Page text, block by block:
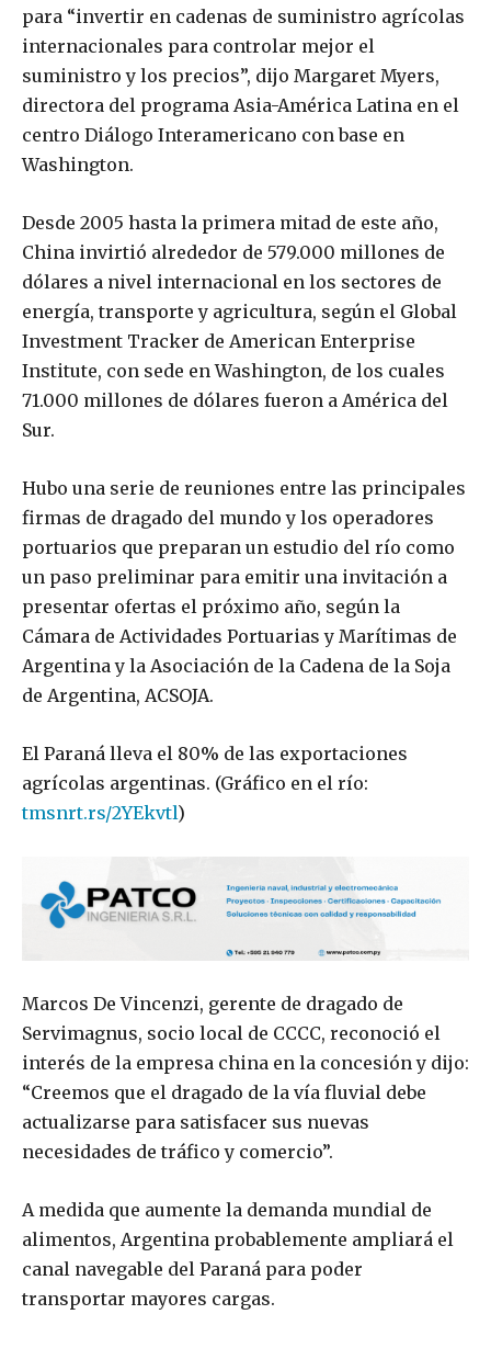
para “invertir en cadenas de suministro agrícolas
internacionales para controlar mejor el
suministro y los precios”, dijo Margaret Myers,
directora del programa Asia-América Latina en el
centro Diálogo Interamericano con base en
Washington.
Desde 2005 hasta la primera mitad de este año,
China invirtió alrededor de 579.000 millones de
dólares a nivel internacional en los sectores de
energía, transporte y agricultura, según el Global
Investment Tracker de American Enterprise
Institute, con sede en Washington, de los cuales
71.000 millones de dólares fueron a América del
Sur.
Hubo una serie de reuniones entre las principales
firmas de dragado del mundo y los operadores
portuarios que preparan un estudio del río como
un paso preliminar para emitir una invitación a
presentar ofertas el próximo año, según la
Cámara de Actividades Portuarias y Marítimas de
Argentina y la Asociación de la Cadena de la Soja
de Argentina, ACSOJA.
El Paraná lleva el 80% de las exportaciones
agrícolas argentinas. (Gráfico en el río:
tmsnrt.rs/2YEkvtl)
Marcos De Vincenzi, gerente de dragado de
Servimagnus, socio local de CCCC, reconoció el
interés de la empresa china en la concesión y dijo:
“Creemos que el dragado de la vía fluvial debe
actualizarse para satisfacer sus nuevas
necesidades de tráfico y comercio”.
A medida que aumente la demanda mundial de
alimentos, Argentina probablemente ampliará el
canal navegable del Paraná para poder
transportar mayores cargas.